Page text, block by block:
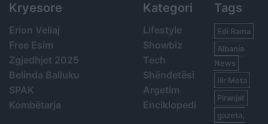
Kryesore
Erion Veliaj
Free Esim
Zgjedhjet 2025
Belinda Balluku
SPAK
Kombëtarja
Kategori
Lifestyle
Showbiz
Tech
Shëndetësi
Argetim
Enciklopedi
Tags
Edi Rama
Albania
News
Ilir Meta
Piranjat
gazeta,